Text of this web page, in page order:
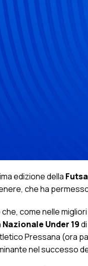
edizione della
che ha
come nelle
Nazionale Under 19di
Pressana (ora
nel successo